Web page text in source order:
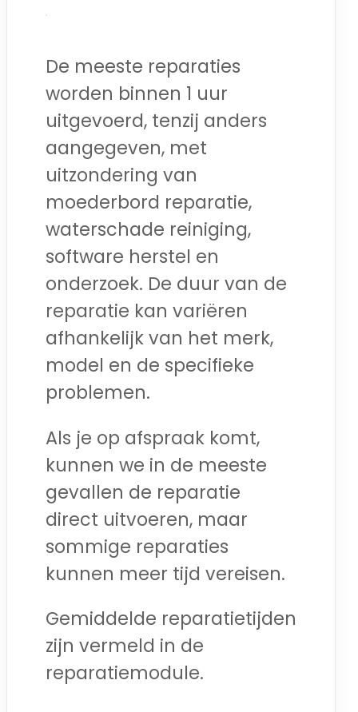
De meeste reparaties
worden binnen 1 uur
uitgevoerd, tenzij anders
aangegeven, met
uitzondering van
moederbord reparatie,
waterschade reiniging,
software herstel en
onderzoek. De duur van de
reparatie kan variëren
afhankelijk van het merk,
model en de specifieke
problemen.
Als je op afspraak komt,
kunnen we in de meeste
gevallen de reparatie
direct uitvoeren, maar
sommige reparaties
kunnen meer tijd vereisen.
Gemiddelde reparatietijden
zijn vermeld in de
reparatiemodule.